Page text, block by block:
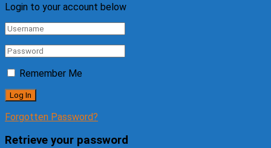
Login to your account below
Remember Me
Forgotten Password?
Retrieve your password